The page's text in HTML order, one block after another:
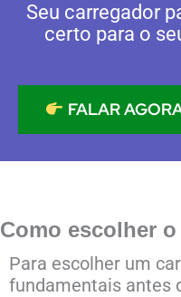
Seu carregador
certo para o
FALAR
Como escolher
Para escolher um
fundamentais antes